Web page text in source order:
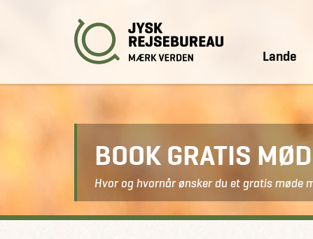
Lande
BOOK GRATIS
Hvor og hvornår ønsker du et gratis møde